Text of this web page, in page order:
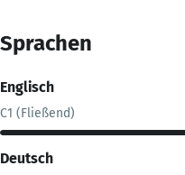
Sprachen
Englisch
C1 (Fließend)
Deutsch